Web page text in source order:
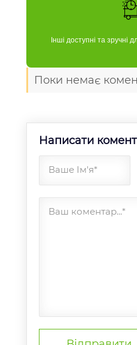
Інші доступні та зручні
Поки немає
Написати
Ваше Ім'я*
Ваш коментар...*